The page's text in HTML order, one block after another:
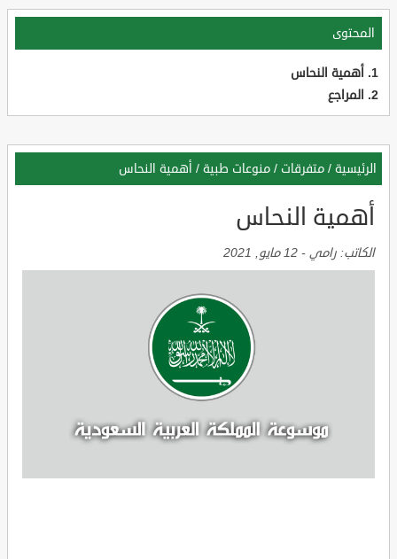
المحتوى
أهمية النحاس
المراجع
الرئيسية / متفرقات / منوعات طبية / أهمية النحاس
أهمية النحاس
الكاتب: رامي - 12 مايو, 2021